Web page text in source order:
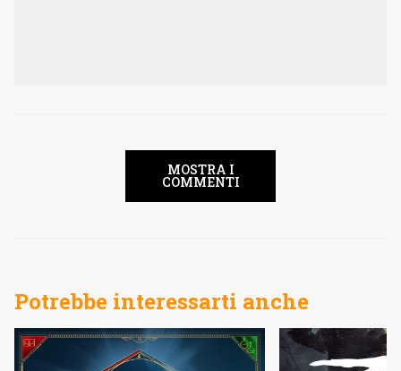
MOSTRA I
COMMENTI
Potrebbe interessarti anche